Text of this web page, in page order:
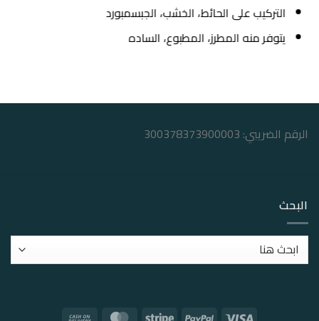
التركيب على الحائط، الخشب، الجبسمبورد
يتوفر منه المطرز، المطبوع، الساده
الرقم الضريبي: 300378373900003
البحث